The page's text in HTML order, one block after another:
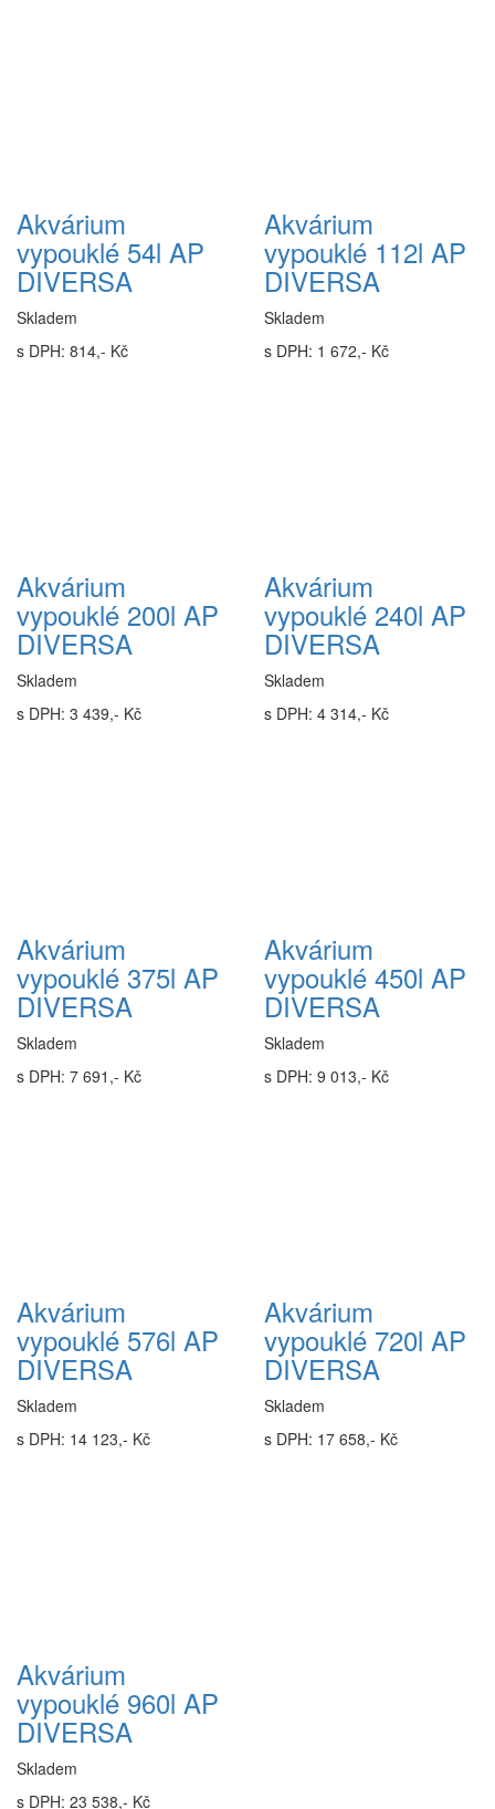
Akvárium
vypouklé 54l AP
DIVERSA
Skladem
s DPH: 814,- Kč
Akvárium
vypouklé 112l AP
DIVERSA
Skladem
s DPH: 1 672,- Kč
Akvárium
vypouklé 200l AP
DIVERSA
Skladem
s DPH: 3 439,- Kč
Akvárium
vypouklé 240l AP
DIVERSA
Skladem
s DPH: 4 314,- Kč
Akvárium
vypouklé 375l AP
DIVERSA
Skladem
s DPH: 7 691,- Kč
Akvárium
vypouklé 450l AP
DIVERSA
Skladem
s DPH: 9 013,- Kč
Akvárium
vypouklé 576l AP
DIVERSA
Skladem
s DPH: 14 123,- Kč
Akvárium
vypouklé 720l AP
DIVERSA
Skladem
s DPH: 17 658,- Kč
Akvárium
vypouklé 960l AP
DIVERSA
Skladem
s DPH: 23 538,- Kč